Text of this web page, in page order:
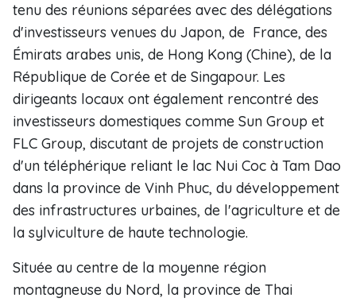
tenu des réunions séparées avec des délégations
d'investisseurs venues du Japon, de France, des
Émirats arabes unis, de Hong Kong (Chine), de la
République de Corée et de Singapour. Les
dirigeants locaux ont également rencontré des
investisseurs domestiques comme Sun Group et
FLC Group, discutant de projets de construction
d'un téléphérique reliant le lac Nui Coc à Tam Dao
dans la province de Vinh Phuc, du développement
des infrastructures urbaines, de l'agriculture et de
la sylviculture de haute technologie.
Située au centre de la moyenne région
montagneuse du Nord, la province de Thai